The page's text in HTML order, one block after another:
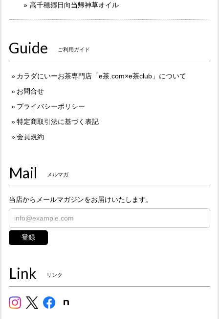
高千穂郷日向当帰神草オイル
Guide ご利用ガイド
カラダにいーお茶専門店「e茶.com×e茶club」について
お問合せ
プライバシーポリシー
特定商取引法に基づく表記
会員規約
Mail メルマガ
当店からメールマガジンをお届けいたします。
登録
Link リンク